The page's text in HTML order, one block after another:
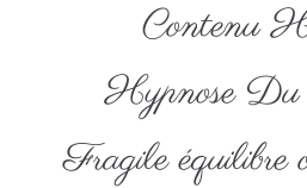
Contenu
Hypnose
Fragile équilibre